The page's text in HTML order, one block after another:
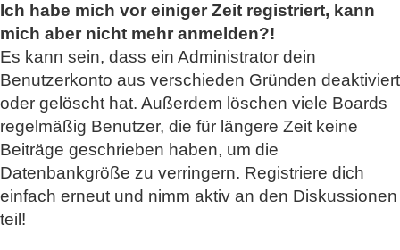
Ich habe mich vor einiger Zeit registriert, kann
mich aber nicht mehr anmelden?!
Es kann sein, dass ein Administrator dein
Benutzerkonto aus verschieden Gründen deaktiviert
oder gelöscht hat. Außerdem löschen viele Boards
regelmäßig Benutzer, die für längere Zeit keine
Beiträge geschrieben haben, um die
Datenbankgröße zu verringern. Registriere dich
einfach erneut und nimm aktiv an den Diskussionen
teil!